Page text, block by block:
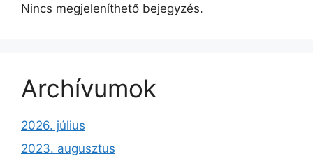
Nincs megjeleníthető bejegyzés.
Archívumok
2026. július
2023. augusztus